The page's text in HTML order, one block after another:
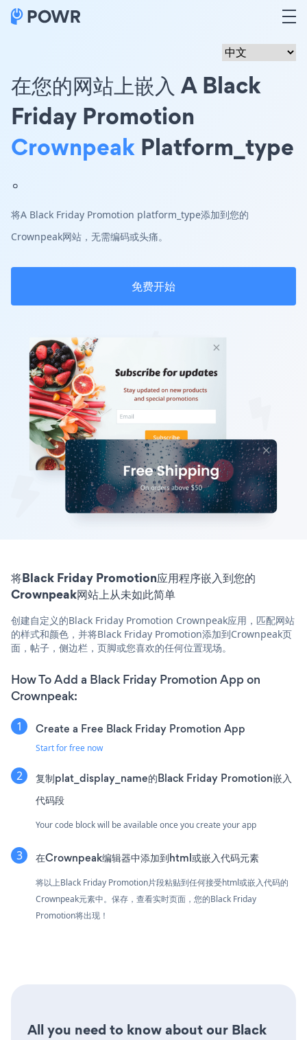
在您的网站上嵌入 A Black
Friday Promotion
Crownpeak Platform_type
。
将A Black Friday Promotion platform_type添加到您的
Crownpeak网站，无需编码或头痛。
免费开始
将Black Friday Promotion应用程序嵌入到您的
Crownpeak网站上从未如此简单
创建自定义的Black Friday Promotion Crownpeak应用，匹配网站
的样式和颜色，并将Black Friday Promotion添加到Crownpeak页
面，帖子，侧边栏，页脚或您喜欢的任何位置现场。
How To Add a Black Friday Promotion App on
Crownpeak:
Create a Free Black Friday Promotion App
Start for free now
复制plat_display_name的Black Friday Promotion嵌入
代码段
Your code block will be available once you create your app
在Crownpeak编辑器中添加到html或嵌入代码元素
将以上Black Friday Promotion片段粘贴到任何接受html或嵌入代码的
Crownpeak元素中。保存，查看实时页面，您的Black Friday
Promotion将出现！
All you need to know about our Black